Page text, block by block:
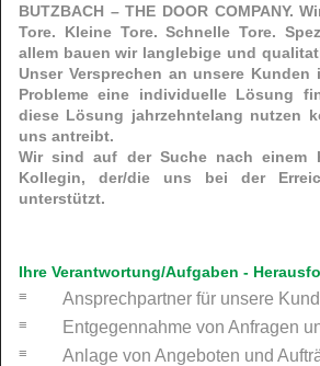
BUTZBACH – THE DOOR COMPANY.
Tore. Kleine Tore. Schnelle Tore.
allem bauen wir langlebige und
Unser Versprechen an unsere
Probleme eine individuelle Lösung
diese Lösung jahrzehntelang nutzen
uns antreibt.
Wir sind auf der Suche nach einem
Kollegin, der/die uns bei der
unterstützt.
Ihre Verantwortung/Aufgaben -
Ansprechpartner für unsere
Entgegennahme von Anfragen
Anlage von Angeboten und